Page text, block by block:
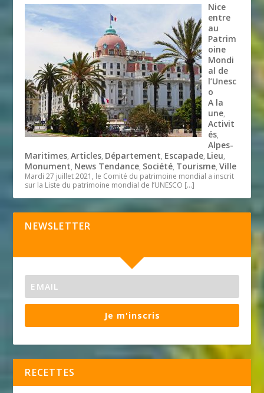
Nice
entre
au
Patrim
oine
Mondi
al de
l’Unesc
o
A la
une,
Activit
és,
Alpes-
Maritimes,Articles, Département, Escapade, Lieu,
Monument, News Tendance, Société, Tourisme,Ville
Mardi 27 juillet 2021, le Comité du patrimoine mondial a inscrit
sur la Liste du patrimoine mondial de l’UNESCO […]
NEWSLETTER
Je m'inscris
RECETTES